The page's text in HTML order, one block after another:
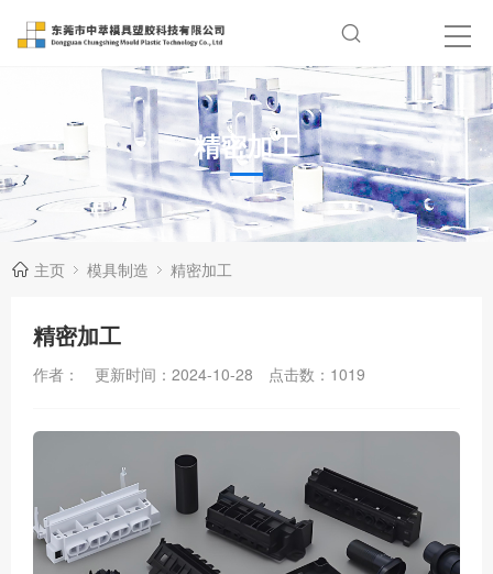
精密加工
主页 模具制造 精密加工
精密加工
作者： 更新时间：2024-10-28 点击数： 1019